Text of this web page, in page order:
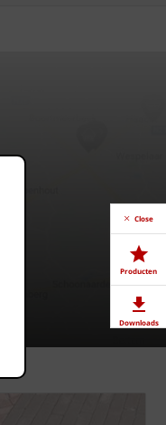
Close
Producten
Downloads